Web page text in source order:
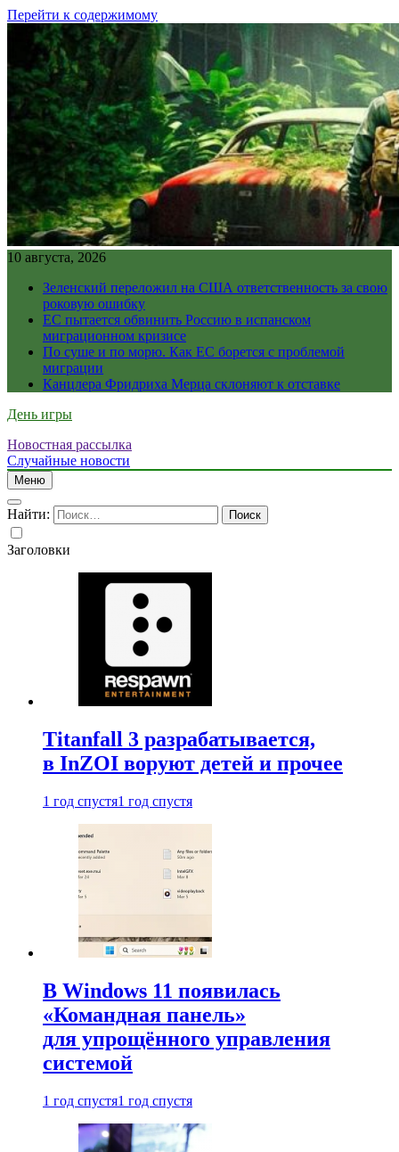
Перейти к содержимому
10 августа, 2026
Зеленский переложил на США ответственность за свою
роковую ошибку
ЕС пытается обвинить Россию в испанском
миграционном кризисе
По суше и по морю. Как ЕС борется с проблемой
миграции
Канцлера Фридриха Мерца склоняют к отставке
День игры
Новостная рассылка
Случайные новости
Меню
Найти:
Заголовки
Titanfall 3 разрабатывается,
в InZOI воруют детей и прочее
1 год спустя1 год спустя
В Windows 11 появилась
«Командная панель»
для упрощённого управления
системой
1 год спустя1 год спустя